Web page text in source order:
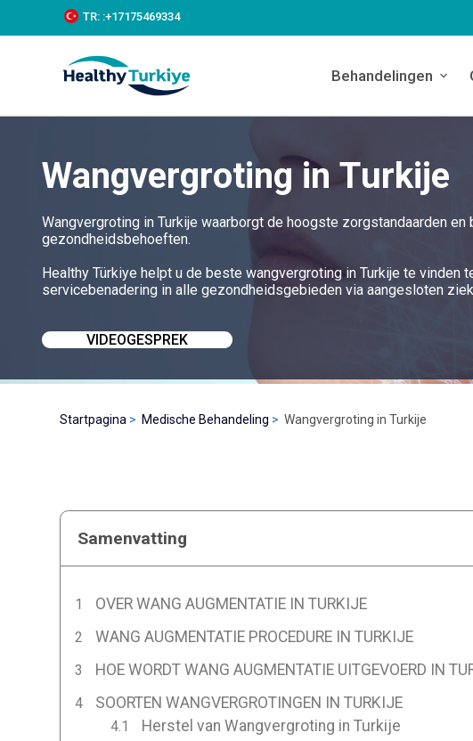
k
c
TR: :+‪17175469334‬
Behandelingen
Wangvergroting in Turkije
Wangvergroting in Turkije waarborgt de hoogste zorgstandaarden
gezondheidsbehoeften.
Healthy Türkiye helpt u de beste wangvergroting in Turkije te vinden
servicebenadering in alle gezondheidsgebieden via aangesloten
VIDEOGESPREK
Startpagina Medische Behandeling Wangvergroting in Turkije
Samenvatting
OVER WANG AUGMENTATIE IN TURKIJE
WANG AUGMENTATIE PROCEDURE IN TURKIJE
HOE WORDT WANG AUGMENTATIE UITGEVOERD IN
SOORTEN WANGVERGROTINGEN IN TURKIJE
Herstel van Wangvergroting in Turkije